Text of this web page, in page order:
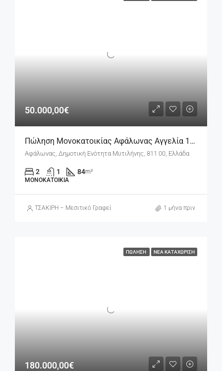
50.000,00€
Πώληση Μονοκατοικίας Αφάλωνας Αγγελία 17666
Αφάλωνας, Δημοτική Ενότητα Μυτιλήνης, 811 00, Ελλάδα
2 1 84m²
ΜΟΝΟΚΑΤΟΙΚΊΑ
ΤΣΑΚΙΡΗ – Μεσιτικό Γραφείο 1 μήνα πριν
ΠΏΛΗΣΗ ΝΈΑ ΚΑΤΑΧΏΡΙΣΗ
180.000,00€